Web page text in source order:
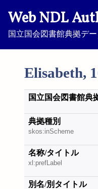
Web NDL
国立国会図書館典拠デ
Elisabeth,
国立国会図書館典
典拠種別
skos:inScheme
名称/タイトル
xl:prefLabel
別名/別タイトル